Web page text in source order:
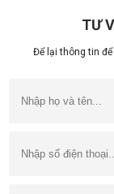
TƯ
Để lại thông tin